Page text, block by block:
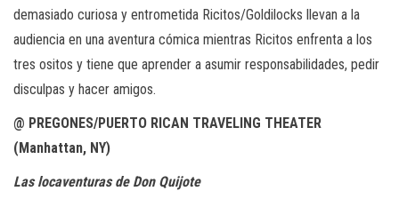
demasiado curiosa y entrometida Ricitos/Goldilocks llevan a la
audiencia en una aventura cómica mientras Ricitos enfrenta a los
tres ositos y tiene que aprender a asumir responsabilidades, pedir
disculpas y hacer amigos.
@ PREGONES/PUERTO RICAN TRAVELING THEATER
(Manhattan, NY)
Las locaventuras de Don Quijote